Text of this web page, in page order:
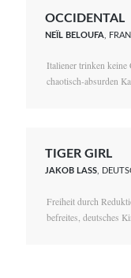
OCCIDENTAL
NEÏL BELOUFA ,
Italiener trinken keine
chaotisch-absurden
TIGER GIRL
JAKOB LASS,
Freiheit durch
befreites, deutsches